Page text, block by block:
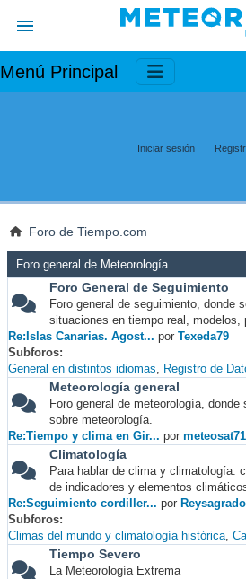
Menú Principal
Iniciar sesión
Foro de Tiempo.com
Foro general de Meteorología
Foro General de Seguimiento
Foro general de seguimiento, donde
situaciones en tiempo real, modelos,
Re:Islas Canarias. Agost... por Texeda79
Subforos
General en distintos idiomas
Registro de
Meteorología general
Foro general de meteorología,
sobre meteorología.
Re:Tiempo y clima en Gir... por meteosat71
Climatología
Para hablar de clima y climatología:
de indicadores y elementos
Re:Seguimiento cordiller... por Reysagrado
Subforos
Climas del mundo y climatología histórica
Tiempo Severo
La Meteorología Extrema